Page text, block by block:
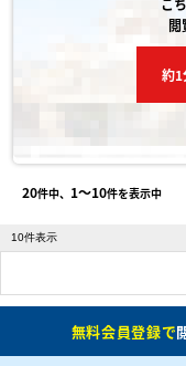
閲
約1
20件中、 1〜10件を表示中
無料会員登録で